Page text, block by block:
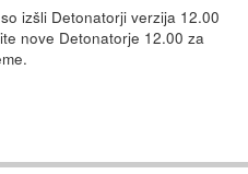
izšli Detonatorji verzija 12.00
nove Detonatorje 12.00 za